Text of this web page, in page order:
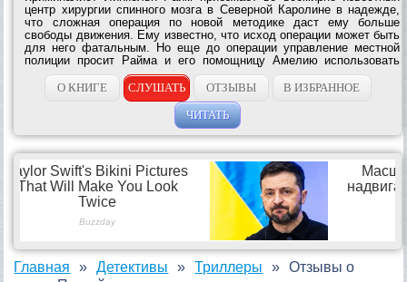
центр хирургии спинного мозга в Северной Каролине в надежде,
что сложная операция по новой методике даст ему больше
свободы движения. Ему известно, что исход операции может быть
для него фатальным. Но еще до операции управление местной
полиции просит Райма и его помощницу Амелию использовать
свои криминалистические способности для поиска двух женщин,
похищенных...
О КНИГЕ СЛУШАТЬ ОТЗЫВЫ
В ИЗБРАННОЕ
ЧИТАТЬ
Главная Детективы Триллеры
Отзывы о